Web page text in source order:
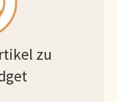
zu